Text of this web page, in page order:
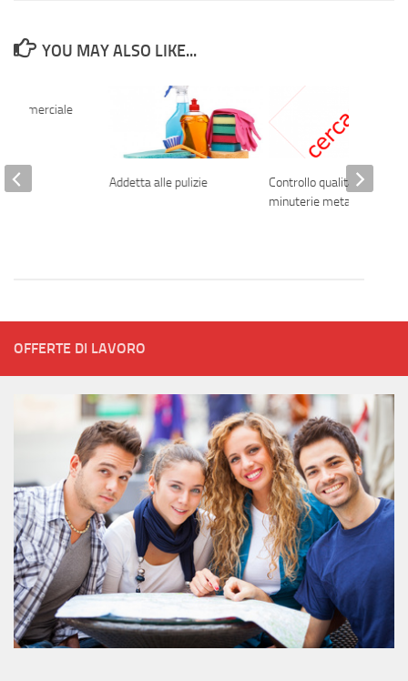
YOU MAY ALSO LIKE...
Addetta alle pulizie
Controllo qualità
minuterie metalliche
commerciale
OFFERTE DI LAVORO